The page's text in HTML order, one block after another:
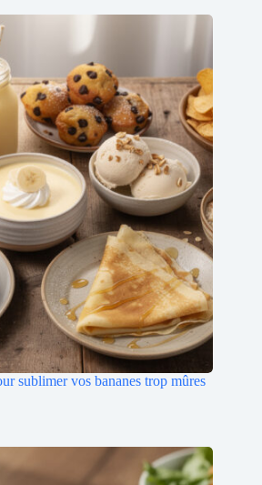
sublimer vos bananes trop mûres